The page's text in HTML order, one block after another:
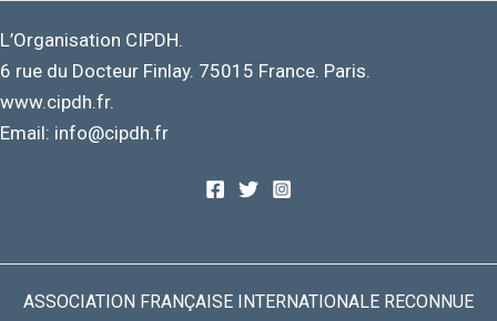
L’Organisation CIPDH.
6 rue du Docteur Finlay. 75015 France. Paris.
www.cipdh.fr.
Email: info@cipdh.fr
ASSOCIATION FRANÇAISE INTERNATIONALE RECONNUE